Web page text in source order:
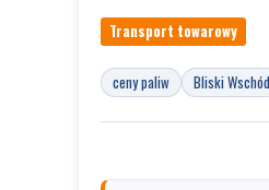
Transport towarowy
ceny paliw Bliski Wschód